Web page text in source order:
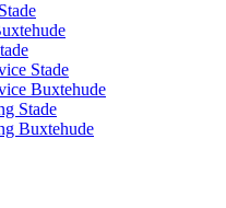
Stade
Buxtehude
Stade
Buxtehude